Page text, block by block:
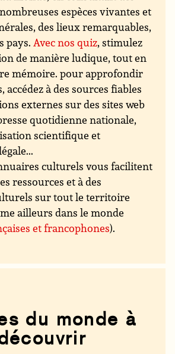
espèces vivantes et
des lieux remarquables,
pays. Avec nos quiz, stimulez
de manière ludique, tout en
mémoire. pour approfondir
accédez à des sources fiables
externes sur des sites web
quotidienne nationale,
scientifique et
culturels vous facilitent
ressources et à des
sur tout le territoire
ailleurs dans le monde
et francophones).
du monde à